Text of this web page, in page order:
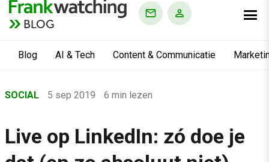
BLOG
Blog AI & Tech Content & Communicatie
›
›
Social
SOCIAL 5 sep 2019 6 min lezen
Live op LinkedIn: zó doe je